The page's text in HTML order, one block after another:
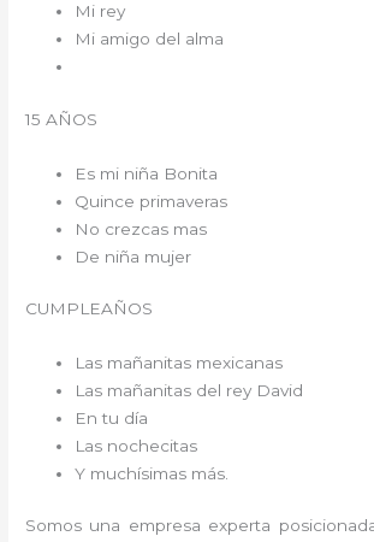
Mi rey
Mi amigo del alma
15 AÑOS
Es mi niña Bonita
Quince primaveras
No crezcas mas
De niña mujer
CUMPLEAÑOS
Las mañanitas mexicanas
Las mañanitas del rey David
En tu día
Las nochecitas
Y muchísimas más.
Somos una empresa experta